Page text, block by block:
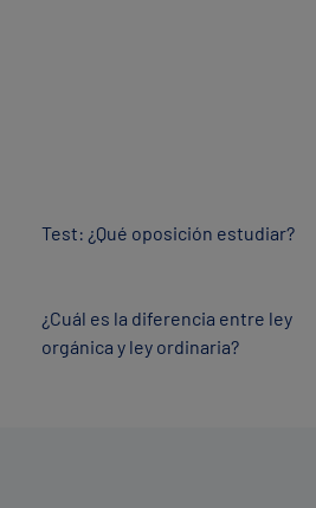
Test: ¿Qué oposición estudiar?
¿Cuál es la diferencia entre ley
orgánica y ley ordinaria?